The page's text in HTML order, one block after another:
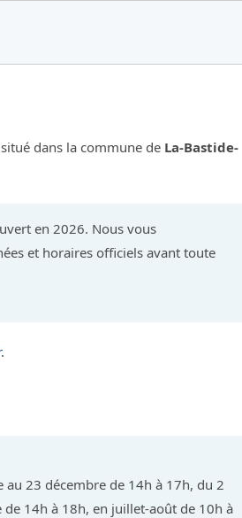
dans la commune de La-Bastide-
en 2026. Nous vous
et horaires officiels avant toute
.
23 décembre de 14h à 17h, du 2
14h à 18h, en juillet-août de 10h à